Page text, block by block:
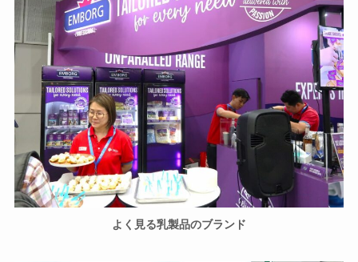
よく見る乳製品のブランド